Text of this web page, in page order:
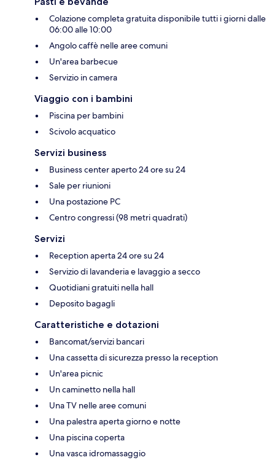
Colazione completa gratuita disponibile tutti i giorni dalle
06:00 alle 10:00
Angolo caffè nelle aree comuni
Un'area barbecue
Servizio in camera
Viaggio con i bambini
Piscina per bambini
Scivolo acquatico
Servizi business
Business center aperto 24 ore su 24
Sale per riunioni
Una postazione PC
Centro congressi (98 metri quadrati)
Servizi
Reception aperta 24 ore su 24
Servizio di lavanderia e lavaggio a secco
Quotidiani gratuiti nella hall
Deposito bagagli
Caratteristiche e dotazioni
Bancomat/servizi bancari
Una cassetta di sicurezza presso la reception
Un'area picnic
Un caminetto nella hall
Una TV nelle aree comuni
Una palestra aperta giorno e notte
Una piscina coperta
Una vasca idromassaggio